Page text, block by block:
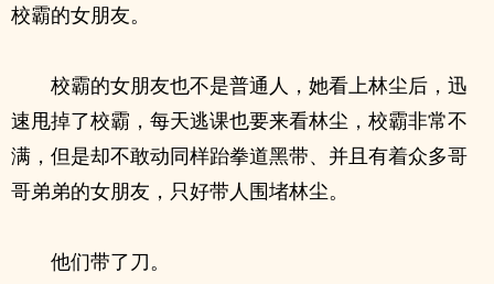
校霸的女朋友。
校霸的女朋友也不是普通人，她看上林尘后，迅
速甩掉了校霸，每天逃课也要来看林尘，校霸非常不
满，但是却不敢动同样跆拳道黑带、并且有着众多哥
哥弟弟的女朋友，只好带人围堵林尘。
他们带了刀。